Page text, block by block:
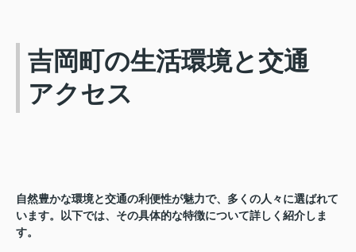
吉岡町の生活環境と交通
アクセス
自然豊かな環境と交通の利便性が魅力で、多くの人々に選ばれて
います。以下では、その具体的な特徴について詳しく紹介しま
す。